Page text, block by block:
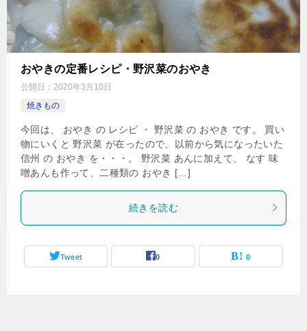
おやきの定番レシピ・野沢菜のおやき
公開日： 2020年3月10日
焼きもの
今回は、 おやき の レシピ ・ 野沢菜 の おやき です。 買い
物にいくと 野沢菜 が在ったので、以前から気になったいた
信州 の おやき を・・・。 野沢菜 あんに加えて、 なす 味
噌あんも作って、二種類の おやき […]
続きを読む
Tweet 0 0